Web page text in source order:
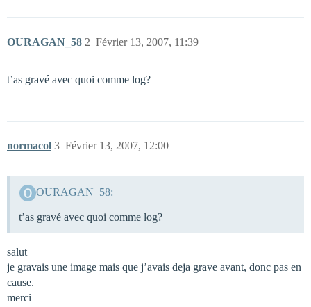
OURAGAN_58 Février 13, 2007, 11:39
2
t’as gravé avec quoi comme log?
normacol Février 13, 2007, 12:00
3
OURAGAN_58:
t’as gravé avec quoi comme log?
salut
je gravais une image mais que j’avais deja grave avant, donc pas en
cause.
merci